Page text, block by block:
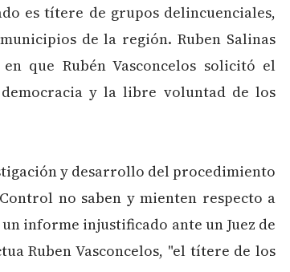
es títere de grupos delincuenciales,
de la región. Ruben Salinas
que Rubén Vasconcelos solicitó el
y la libre voluntad de los
y desarrollo del procedimiento
no saben y mienten respecto a
informe injustificado ante un Juez de
Ruben Vasconcelos, "el títere de los